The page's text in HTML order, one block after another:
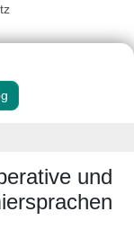
und